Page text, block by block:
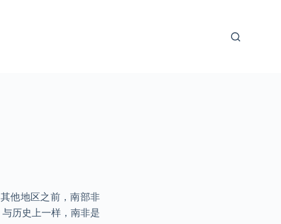
他地区之前，南部非
历史上一样，南非是